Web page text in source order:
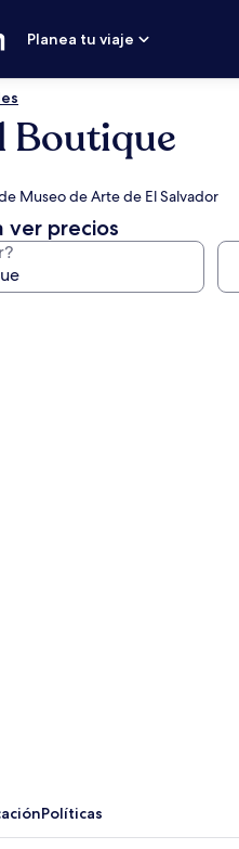
Planea tu viaje
Boutique
Museo de Arte de El Salvador
ver precios
Políticas